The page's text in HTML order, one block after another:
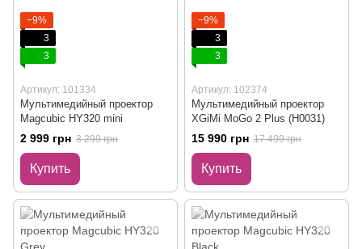
−9%
3
3
Артикул: 101334
Мультимедийный проектор
Magcubic HY320 mini
2 999 грн 3 299 грн
Купить
−9%
3
3
Артикул: 102374
Мультимедийный проектор
XGiMi MoGo 2 Plus (H0031)
15 990 грн 17 499 грн
Купить